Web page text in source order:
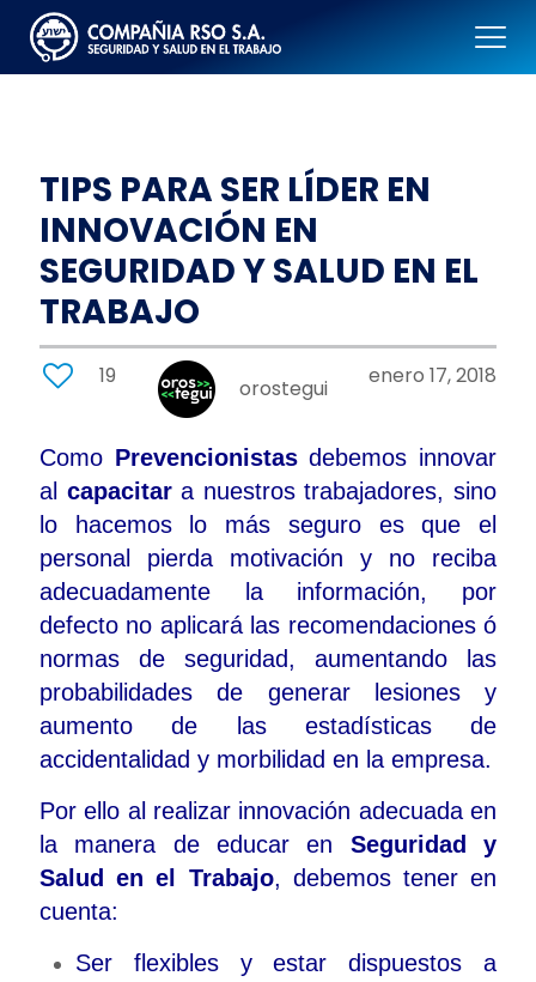
TIPS PARA SER LÍDER EN
INNOVACIÓN EN
SEGURIDAD Y SALUD EN EL
TRABAJO
19 orostegui enero 17, 2018
Como Prevencionistasdebemos innovar
al capacitara nuestros trabajadores, sino
lo hacemos lo más seguro es que el
personal pierda motivación y no reciba
adecuadamente la información, por
defecto no aplicará las recomendaciones ó
normas de seguridad, aumentando las
probabilidades de generar lesiones y
aumento de las estadísticas de
accidentalidad y morbilidad en la empresa.
Por ello al realizar innovación adecuada en
la manera de educar en Seguridad y
Salud en el Trabajo, debemos tener en
cuenta:
Ser flexibles y estar dispuestos a